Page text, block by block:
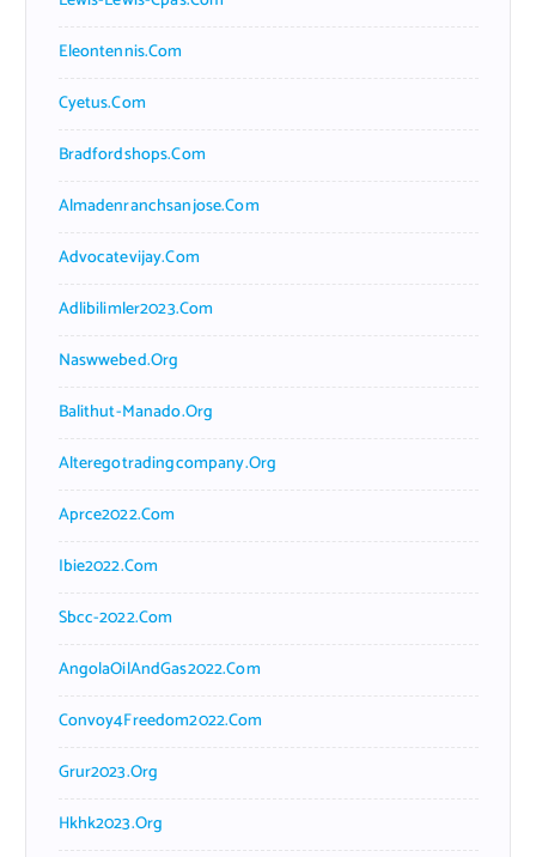
Eleontennis.com
Cyetus.com
Bradfordshops.com
Almadenranchsanjose.com
Advocatevijay.com
Adlibilimler2023.com
Naswwebed.org
Balithut-Manado.org
Alteregotradingcompany.org
Aprce2022.com
Ibie2022.com
Sbcc-2022.com
AngolaOilAndGas2022.com
Convoy4Freedom2022.com
Grur2023.org
Hkhk2023.org